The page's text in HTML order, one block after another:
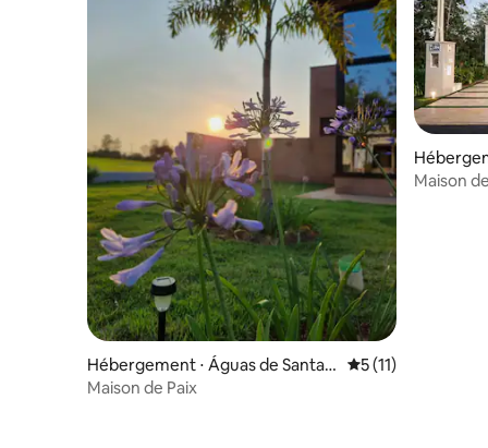
Hébergement ⋅ Águas de Santa B
árbara
Évaluation
5 (11)
Maison de Paix
árbara
Maison